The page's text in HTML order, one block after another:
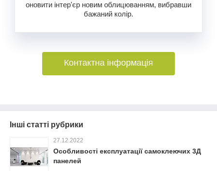
оновити інтер'єр новим облицюванням, вибравши
бажаний колір.
Контактна інформація
Інші статті рубрики
27.12.2022
Особливості експлуатації самоклеючих 3Д
панелей